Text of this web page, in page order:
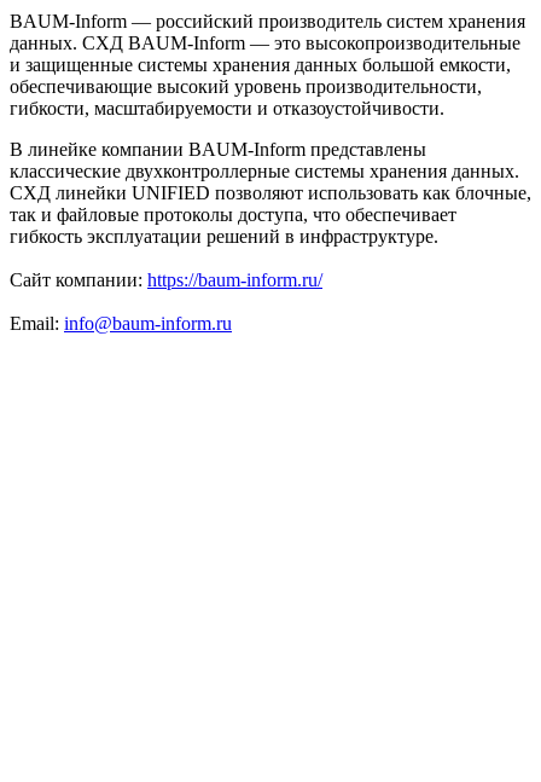
BAUM-Inform — российский производитель систем хранения
данных. СХД BAUM-Inform — это высокопроизводительные
и защищенные системы хранения данных большой емкости,
обеспечивающие высокий уровень производительности,
гибкости, масштабируемости и отказоустойчивости.
В линейке компании BAUM-Inform представлены
классические двухконтроллерные системы хранения данных.
СХД линейки UNIFIED позволяют использовать как блочные,
так и файловые протоколы доступа, что обеспечивает
гибкость эксплуатации решений в инфраструктуре.
Сайт компании: https://baum-inform.ru/
Email: info@baum-inform.ru